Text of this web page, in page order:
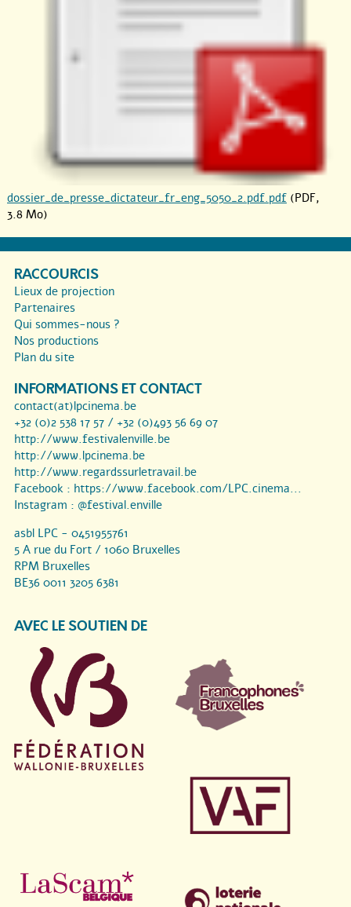
dossier_de_presse_dictateur_fr_eng_5050_2.pdf.pdf (PDF,
3.8 Mo)
RACCOURCIS
Lieux de projection
Partenaires
Qui sommes-nous ?
Nos productions
Plan du site
INFORMATIONS ET CONTACT
contact(at)lpcinema.be
+32 (0)2 538 17 57 / +32 (0)493 56 69 07
http://www.festivalenville.be
http://www.lpcinema.be
http://www.regardssurletravail.be
Facebook : https://www.facebook.com/LPC.cinema...
Instagram : @festival.enville
asbl LPC - 0451955761
5 A rue du Fort / 1060 Bruxelles
RPM Bruxelles
BE36 0011 3205 6381
AVEC LE SOUTIEN DE